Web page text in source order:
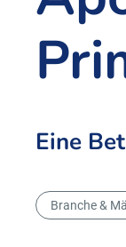
Eine
Branche &